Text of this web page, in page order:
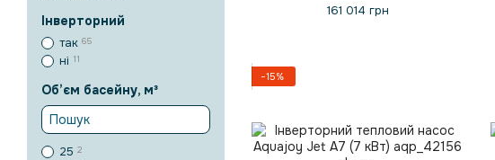
161 014 грн
−15%
Інверторний
так 65
ні 11
Об’єм басейну, м³
25 2